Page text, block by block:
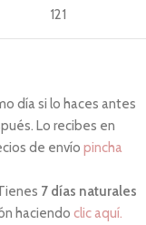
121
día si lo haces antes
Lo recibes en
de envío pincha
7 días naturales
haciendo clic aquí.